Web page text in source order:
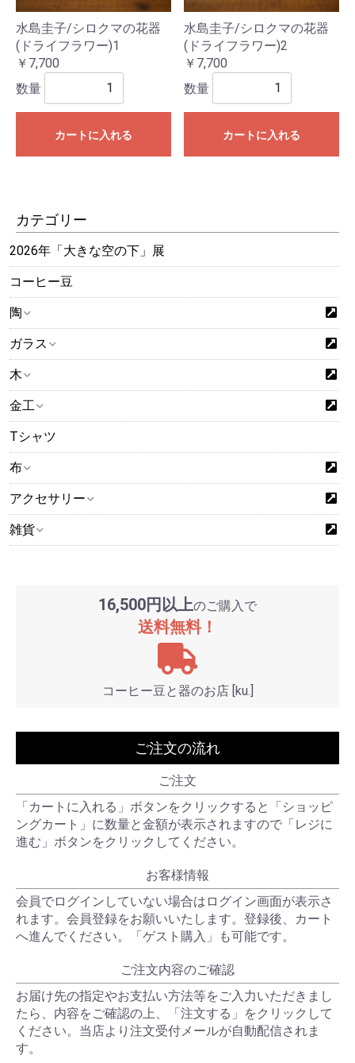
水島圭子/シロクマの花器
(ドライフラワー)1
￥7,700
数量
カートに入れる
水島圭子/シロクマの花器
(ドライフラワー)2
￥7,700
数量
カートに入れる
カテゴリー
2026年「大きな空の下」展
コーヒー豆
陶
ガラス
木
金工
Tシャツ
布
アクセサリー
雑貨
16,500円以上のご購入で
送料無料！
コーヒー豆と器のお店 [ku.]
ご注文の流れ
ご注文
「カートに入れる」ボタンをクリックすると「ショッピ
ングカート」に数量と金額が表示されますので「レジに
進む」ボタンをクリックしてください。
お客様情報
会員でログインしていない場合はログイン画面が表示さ
れます。会員登録をお願いいたします。登録後、カート
へ進んでください。「ゲスト購入」も可能です。
ご注文内容のご確認
お届け先の指定やお支払い方法等をご入力いただきまし
たら、内容をご確認の上、「注文する」をクリックして
ください。当店より注文受付メールが自動配信されま
す。